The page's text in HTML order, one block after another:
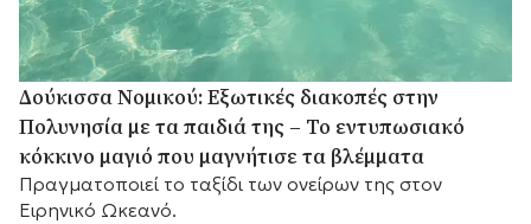
Δούκισσα Νομικού: Εξωτικές διακοπές στην
Πολυνησία με τα παιδιά της – Το εντυπωσιακό
κόκκινο μαγιό που μαγνήτισε τα βλέμματα
Πραγματοποιεί το ταξίδι των ονείρων της στον
Ειρηνικό Ωκεανό.